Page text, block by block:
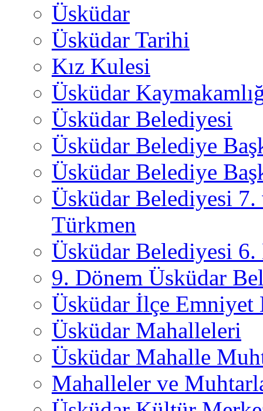
Üsküdar
Üsküdar Tarihi
Kız Kulesi
Üsküdar
Üsküdar Belediyesi
Üsküdar Belediye
Üsküdar Belediye
Üsküdar Belediyesi
Türkmen
Üsküdar Belediyesi 6.
9. Dönem Üsküdar
Üsküdar İlçe
Üsküdar Mahalleleri
Üsküdar Mahalle
Mahalleler ve